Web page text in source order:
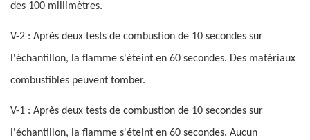
des 100 millimètres.
V-2 : Après deux tests de combustion de 10 secondes sur
l'échantillon, la flamme s'éteint en 60 secondes. Des matériaux
combustibles peuvent tomber.
V-1 : Après deux tests de combustion de 10 secondes sur
l'échantillon, la flamme s'éteint en 60 secondes. Aucun